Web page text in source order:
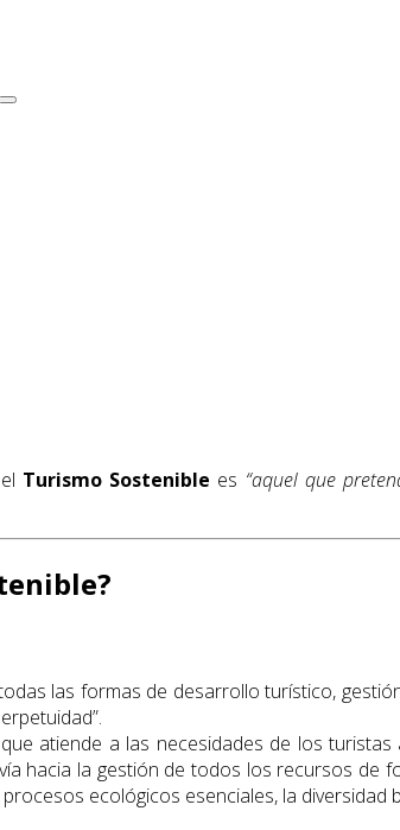
Turismo Sostenible es “aquel que
las formas de desarrollo turístico,
atiende a las necesidades de los
hacia la gestión de todos los recursos de
ecológicos esenciales, la diversidad